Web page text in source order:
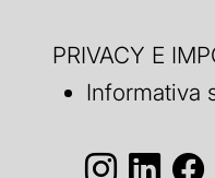
PRIVACY E
Informativa